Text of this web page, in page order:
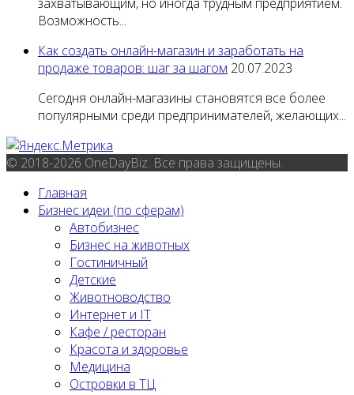
Возможность...
Как создать онлайн-магазин и заработать на
продаже товаров: шаг за шагом 20.07.2023
Сегодня онлайн-магазины становятся все более
популярными среди предпринимателей, желающих...
© 2018-2026 OneDayBiz. Все права защищены.
Главная
Бизнес идеи (по сферам)
Автобизнес
Бизнес на животных
Гостиничный
Детские
Животноводство
Интернет и IT
Кафе / ресторан
Красота и здоровье
Медицина
Островки в ТЦ